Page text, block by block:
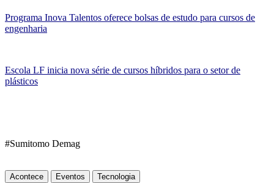
Programa Inova Talentos oferece bolsas de estudo para cursos de
engenharia
Escola LF inicia nova série de cursos híbridos para o setor de
plásticos
#Sumitomo Demag
Acontece Eventos Tecnologia